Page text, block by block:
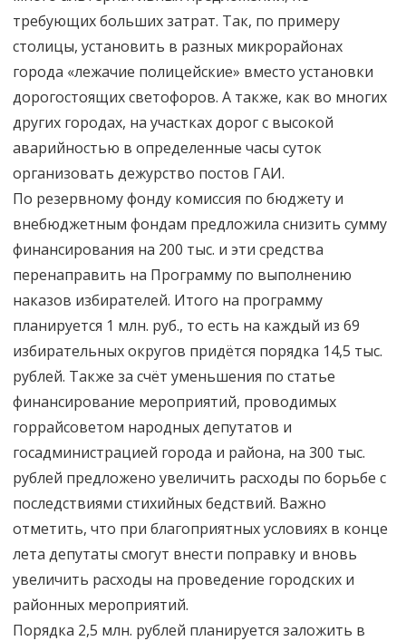
требующих больших затрат. Так, по примеру
столицы, установить в разных микрорайонах
города «лежачие полицейские» вместо установки
дорогостоящих светофоров. А также, как во многих
других городах, на участках дорог с высокой
аварийностью в определенные часы суток
организовать дежурство постов ГАИ.
По резервному фонду комиссия по бюджету и
внебюджетным фондам предложила снизить сумму
финансирования на 200 тыс. и эти средства
перенаправить на Программу по выполнению
наказов избирателей. Итого на программу
планируется 1 млн. руб., то есть на каждый из 69
избирательных округов придётся порядка 14,5 тыс.
рублей. Также за счёт уменьшения по статье
финансирование мероприятий, проводимых
горрайсоветом народных депутатов и
госадминистрацией города и района, на 300 тыс.
рублей предложено увеличить расходы по борьбе с
последствиями стихийных бедствий. Важно
отметить, что при благоприятных условиях в конце
лета депутаты смогут внести поправку и вновь
увеличить расходы на проведение городских и
районных мероприятий.
Порядка 2,5 млн. рублей планируется заложить в